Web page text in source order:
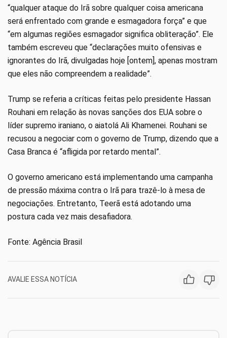
“qualquer ataque do Irã sobre qualquer coisa americana
será enfrentado com grande e esmagadora força” e que
“em algumas regiões esmagador significa obliteração”. Ele
também escreveu que “declarações muito ofensivas e
ignorantes do Irã, divulgadas hoje [ontem], apenas mostram
que eles não compreendem a realidade”.
Trump se referia a críticas feitas pelo presidente Hassan
Rouhani em relação às novas sanções dos EUA sobre o
líder supremo iraniano, o aiatolá Ali Khamenei. Rouhani se
recusou a negociar com o governo de Trump, dizendo que a
Casa Branca é “afligida por retardo mental”.
O governo americano está implementando uma campanha
de pressão máxima contra o Irã para trazê-lo à mesa de
negociações. Entretanto, Teerã está adotando uma
postura cada vez mais desafiadora.
Fonte: Agência Brasil
AVALIE ESSA NOTÍCIA